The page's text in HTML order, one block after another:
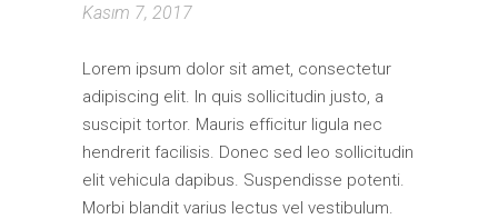
Kasım 7, 2017
Lorem ipsum dolor sit amet, consectetur
adipiscing elit. In quis sollicitudin justo, a
suscipit tortor. Mauris efficitur ligula nec
hendrerit facilisis. Donec sed leo sollicitudin
elit vehicula dapibus. Suspendisse potenti.
Morbi blandit varius lectus vel vestibulum.